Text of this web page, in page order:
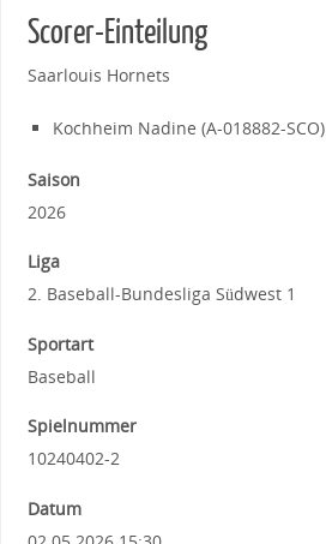
Scorer-Einteilung
Saarlouis Hornets
Kochheim Nadine (A-018882-SCO)
Saison
2026
Liga
2. Baseball-Bundesliga Südwest 1
Sportart
Baseball
Spielnummer
10240402-2
Datum